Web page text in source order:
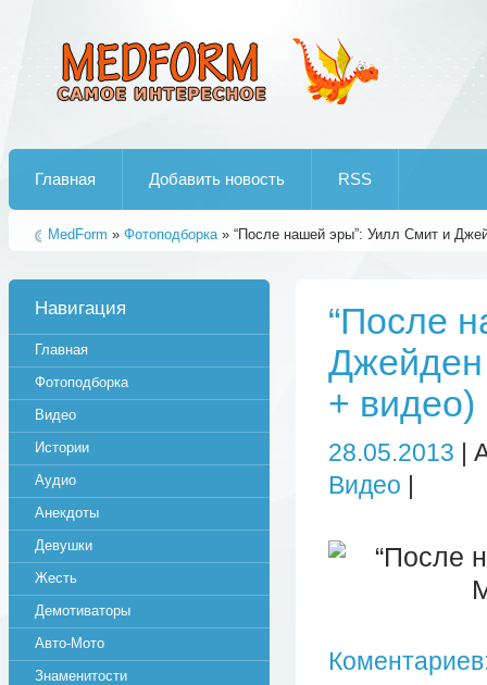
Главная Добавить новость RSS
MedForm » Фотоподборка» “После нашей эры”: Уилл Смит и
“После
Джейден
+ видео)
28.05.2013 |
Видео
Навигация
Главная
Фотоподборка
Видео
Истории
Аудио
Анекдоты
Девушки
Жесть
Демотиваторы
Авто-Мото
Знаменитости